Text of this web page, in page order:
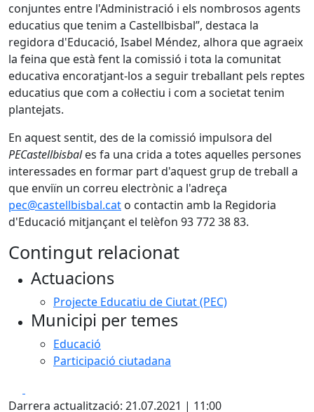
conjuntes entre l'Administració i els nombrosos agents
educatius que tenim a Castellbisbal”, destaca la
regidora d'Educació, Isabel Méndez, alhora que agraeix
la feina que està fent la comissió i tota la comunitat
educativa encoratjant-los a seguir treballant pels reptes
educatius que com a col·lectiu i com a societat tenim
plantejats.
En aquest sentit, des de la comissió impulsora del
PECastellbisbales fa una crida a totes aquelles persones
interessades en formar part d'aquest grup de treball a
que enviïn un correu electrònic a l'adreça
pec@castellbisbal.cat o contactin amb la Regidoria
d'Educació mitjançant el telèfon 93 772 38 83.
Contingut relacionat
Actuacions
Projecte Educatiu de Ciutat (PEC)
Municipi per temes
Educació
Participació ciutadana
Darrera actualització: 21.07.2021 | 11:00